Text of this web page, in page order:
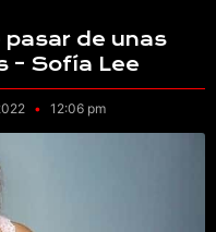
pasar de unas
– Sofía Lee
12:06 pm